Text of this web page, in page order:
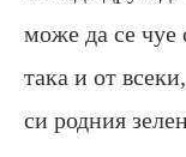
може да се чуе
така и от
си родния